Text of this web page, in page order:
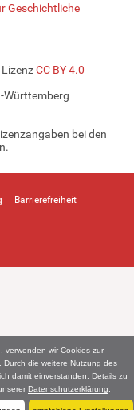
verwenden wir Cookies zur
Durch die weitere Nutzung des
damit einverstanden. Details zu
Datenschutzerklärung
Geschichtliche
CC BY 4.0
Württemberg
bei den
Barrierefreiheit